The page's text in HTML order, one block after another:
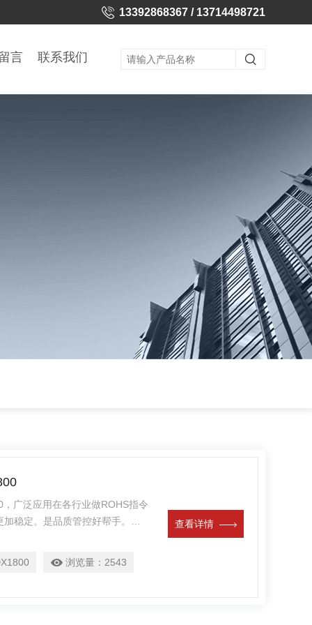
13392868367 / 13714498721
言 联系我们
广泛应用在各行业做ROHS指令
稳定。是品质管控好帮手。助
浏览量： 2543
查看详情